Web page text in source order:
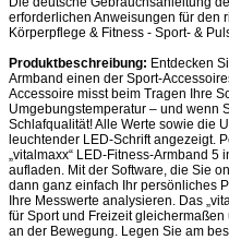
erforderlichen Anweisungen für den
Körperpflege & Fitness - Sport- &
Produktbeschreibung: Entdecken
Armband einen der Sport-
Accessoire misst beim Tragen Ihre
Umgebungstemperatur – und wenn
Schlafqualität! Alle Werte sowie die
leuchtender LED-Schrift angezeigt.
„vitalmaxx“ LED-Fitness-Armband
aufladen. Mit der Software, die Sie
dann ganz einfach Ihr persönliches
Ihre Messwerte analysieren. Das
für Sport und Freizeit
an der Bewegung. Legen Sie am